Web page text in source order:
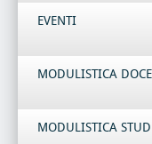
EVENTI
MODULISTICA
MODULISTICA